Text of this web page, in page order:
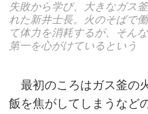
失敗から学び、大きなガス
れた新井士長。火のそばで
て体力を消耗するが、そん
第一を心がけているという
最初のころはガス釜の
飯を焦がしてしまうなど